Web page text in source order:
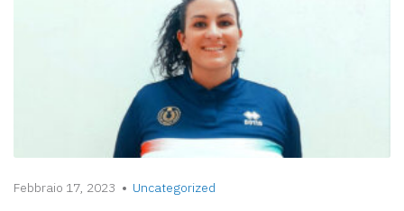
Febbraio 17, 2023 Uncategorized